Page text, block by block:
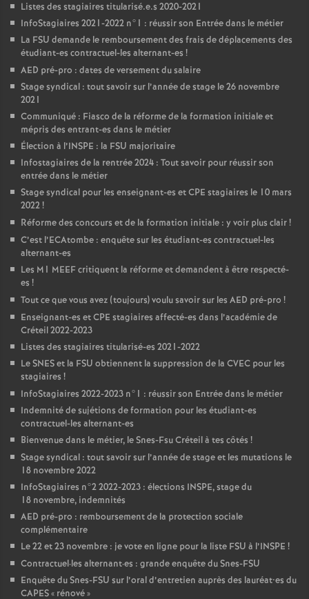
Listes des stagiaires titularisé.e.s 2020-2021
InfoStagiaires 2021-2022 n°1 : réussir son Entrée dans le métier
La FSU demande le remboursement des frais de déplacements des
étudiant-es contractuel-les alternant-es !
AED pré-pro : dates de versement du salaire
Stage syndical : tout savoir sur l’année de stage le 26 novembre
2021
Communiqué : Fiasco de la réforme de la formation initiale et
mépris des entrant-es dans le métier
Élection à l’INSPE : la FSU majoritaire
Infostagiaires de la rentrée 2024 : Tout savoir pour réussir son
entrée dans le métier
Stage syndical pour les enseignant-es etCPE stagiaires le 10 mars
2022!
Réforme des concours et de la formation initiale : y voir plus clair!
C’est l’ECAtombe : enquête sur les étudiant-es contractuel-les
alternant-es
Les M1 MEEFcritiquent la réforme et demandent à être respecté-
es !
Tout ce que vous avez (toujours) voulu savoir sur les AED pré-pro !
Enseignant-es etCPE stagiaires affecté-es dans l’académie de
Créteil 2022-2023
Listes des stagiaires titularisé-es 2021-2022
LeSNESet la FSU obtiennent la suppression de la CVEC pour les
stagiaires !
InfoStagiaires 2022-2023 n°1 : réussir son Entrée dans le métier
Indemnité de sujétions de formation pour les étudiant-es
contractuel-les alternant-es
Bienvenue dans le métier, le Snes-Fsu Créteil à tes côtés !
Stage syndical : tout savoir sur l’année de stage et les mutations le
18 novembre 2022
InfoStagiaires n°2 2022-2023 : élections INSPE, stage du
18 novembre, indemnités
AED pré-pro : remboursement de la protection sociale
complémentaire
Le 22 et 23 novembre : je vote en ligne pour la liste FSU à l’INSPE !
Contractuel·les alternant·es : grande enquête du Snes-FSU
Enquête du Snes-FSU sur l’oral d’entretien auprès des lauréat•es du
CAPES« rénové»